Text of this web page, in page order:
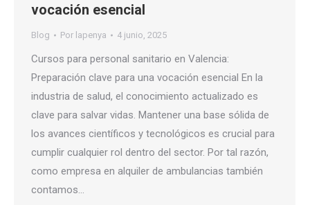
vocación esencial
Blog Por lapenya 4 junio, 2025
Cursos para personal sanitario en Valencia:
Preparación clave para una vocación esencial En la
industria de salud, el conocimiento actualizado es
clave para salvar vidas. Mantener una base sólida de
los avances científicos y tecnológicos es crucial para
cumplir cualquier rol dentro del sector. Por tal razón,
como empresa en alquiler de ambulancias también
contamos…